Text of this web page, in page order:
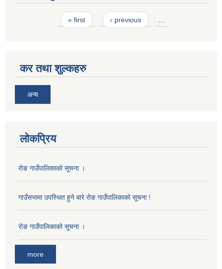
« first ‹ previous …
कर तथा शुल्कहरु
अन्य
लोकप्रिय
राेङ गाउँपालिकाको सूचना ।
गाउँसभामा उपस्थित हुने बारे रोङ गाउँपालिकाको सूचना !
राेङ गाउँपालिकाको सूचना ।
more